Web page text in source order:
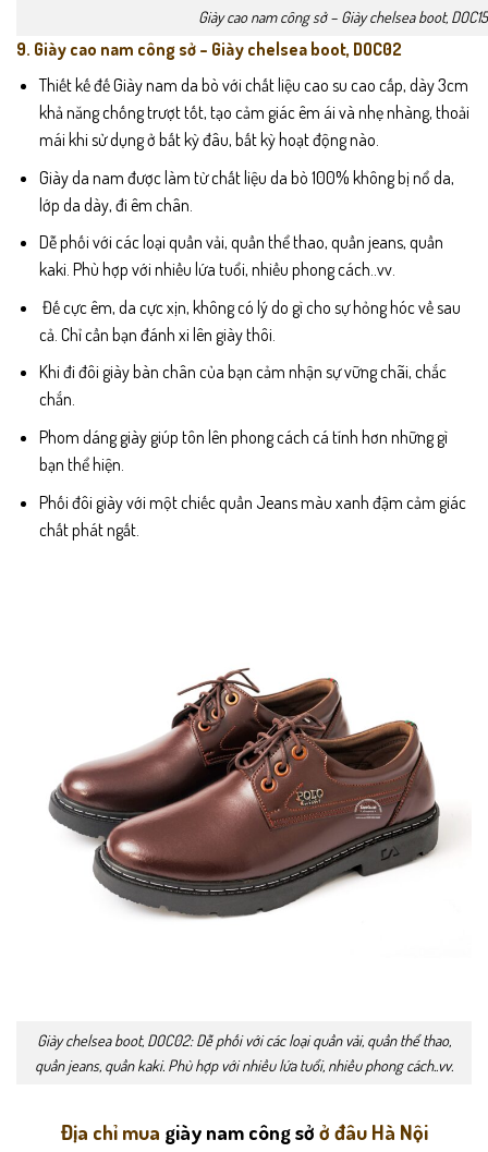
Giày cao nam công sở – Giày chelsea boot, DOC15
9. Giày cao nam công sở – Giày chelsea boot, DOC02
Thiết kế đế Giày nam da bò với chất liệu cao su cao cấp, dày 3cm
khả năng chống trượt tốt, tạo cảm giác êm ái và nhẹ nhàng, thoải
mái khi sử dụng ở bất kỳ đâu, bất kỳ hoạt động nào.
Giày da nam được làm từ chất liệu da bò 100% không bị nổ da,
lớp da dày, đi êm chân.
Dễ phối với các loại quần vải, quần thể thao, quần jeans, quần
kaki. Phù hợp với nhiều lứa tuổi, nhiều phong cách..vv.
Đế cực êm, da cực xịn, không có lý do gì cho sự hỏng hóc về sau
cả. Chỉ cần bạn đánh xi lên giày thôi.
Khi đi đôi giày bàn chân của bạn cảm nhận sự vững chãi, chắc
chắn.
Phom dáng giày giúp tôn lên phong cách cá tính hơn những gì
bạn thể hiện.
Phối đôi giày với một chiếc quần Jeans màu xanh đậm cảm giác
chất phát ngất.
Giày chelsea boot, DOC02: Dễ phối với các loại quần vải, quần thể thao,
quần jeans, quần kaki. Phù hợp với nhiều lứa tuổi, nhiều phong cách..vv.
Địa chỉ mua giày nam công sở ở đâu Hà Nội